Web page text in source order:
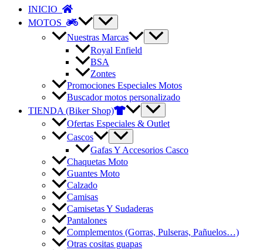
INICIO
MOTOS
Nuestras Marcas
Royal Enfield
BSA
Zontes
Promociones Especiales Motos
Buscador motos personalizado
TIENDA (Biker Shop)
Ofertas Especiales & Outlet
Cascos
Gafas Y Accesorios Casco
Chaquetas Moto
Guantes Moto
Calzado
Camisas
Camisetas Y Sudaderas
Pantalones
Complementos (Gorras, Pulseras, Pañuelos…)
Otras cositas guapas